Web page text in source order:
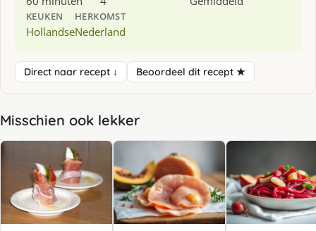
KEUKEN
Hollandse
HERKOMST
Nederland
Direct naar recept ↓ Beoordeel dit recept ★
Misschien ook lekker